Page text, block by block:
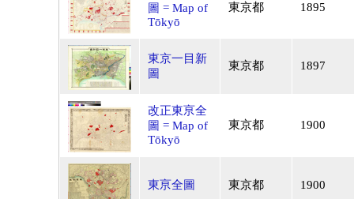
圖 = Map of
Tōkyō
東京都 1895
東京一目新
圖
東京都 1897
改正東亰全
圖 = Map of
Tōkyō
東京都 1900
東亰全圖 東京都 1900